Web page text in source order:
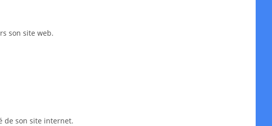
son site web.
de son site internet.